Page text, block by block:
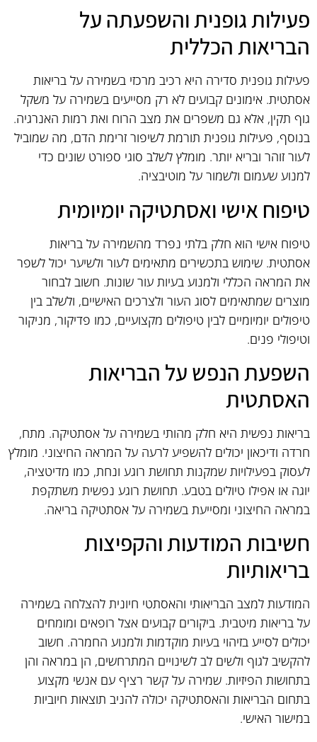
פעילות גופנית והשפעתה על
הבריאות הכללית
פעילות גופנית סדירה היא רכיב מרכזי בשמירה על בריאות
אסתטית. אימונים קבועים לא רק מסייעים בשמירה על משקל
גוף תקין, אלא גם משפרים את מצב הרוח ואת רמות האנרגיה.
בנוסף, פעילות גופנית תורמת לשיפור זרימת הדם, מה שמוביל
לעור זוהר ובריא יותר. מומלץ לשלב סוגי ספורט שונים כדי
למנוע שעמום ולשמור על מוטיבציה.
טיפוח אישי ואסתטיקה יומיומית
טיפוח אישי הוא חלק בלתי נפרד מהשמירה על בריאות
אסתטית. שימוש בתכשירים מתאימים לעור ולשיער יכול לשפר
את המראה הכללי ולמנוע בעיות עור שונות. חשוב לבחור
מוצרים שמתאימים לסוג העור ולצרכים האישיים, ולשלב בין
טיפולים יומיומיים לבין טיפולים מקצועיים, כמו פדיקור, מניקור
וטיפולי פנים.
השפעת הנפש על הבריאות
האסתטית
בריאות נפשית היא חלק מהותי בשמירה על אסתטיקה. מתח,
חרדה ודיכאון יכולים להשפיע לרעה על המראה החיצוני. מומלץ
לעסוק בפעילויות שמקנות תחושת רוגע ונחת, כמו מדיטציה,
יוגה או אפילו טיולים בטבע. תחושת רוגע נפשית משתקפת
במראה החיצוני ומסייעת בשמירה על אסתטיקה בריאה.
חשיבות המודעות והקפיצות
בריאותיות
המודעות למצב הבריאותי והאסתטי חיונית להצלחה בשמירה
על בריאות מיטבית. ביקורים קבועים אצל רופאים ומומחים
יכולים לסייע בזיהוי בעיות מוקדמות ולמנוע החמרה. חשוב
להקשיב לגוף ולשים לב לשינויים המתרחשים, הן במראה והן
בתחושות הפיזיות. שמירה על קשר רציף עם אנשי מקצוע
בתחום הבריאות והאסתטיקה יכולה להניב תוצאות חיוביות
במישור האישי.